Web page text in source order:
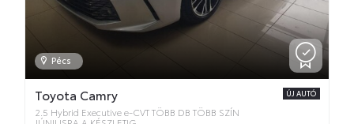
Pécs
Toyota Camry
2.5 Hybrid Executive e-CVT TÖBB DB TÖBB SZÍN
ÚJ AUTÓ